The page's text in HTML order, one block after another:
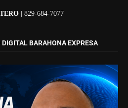
| 829-684-7077
DIGITAL BARAHONA EXPRESA